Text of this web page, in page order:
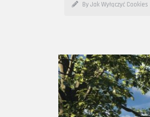
By Jak Wyłączyć Cookies